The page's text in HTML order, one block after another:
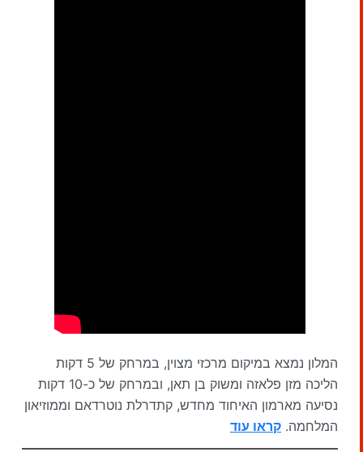
המלון נמצא במיקום מרכזי מצוין, במרחק של 5 דקות
הליכה מזן פלאזה ומשוק בן תאן, ובמרחק של כ-10 דקות
נסיעה מארמון האיחוד מחדש, קתדרלת נוטרדאם וממוזיאון
המלחמה. קראו עוד